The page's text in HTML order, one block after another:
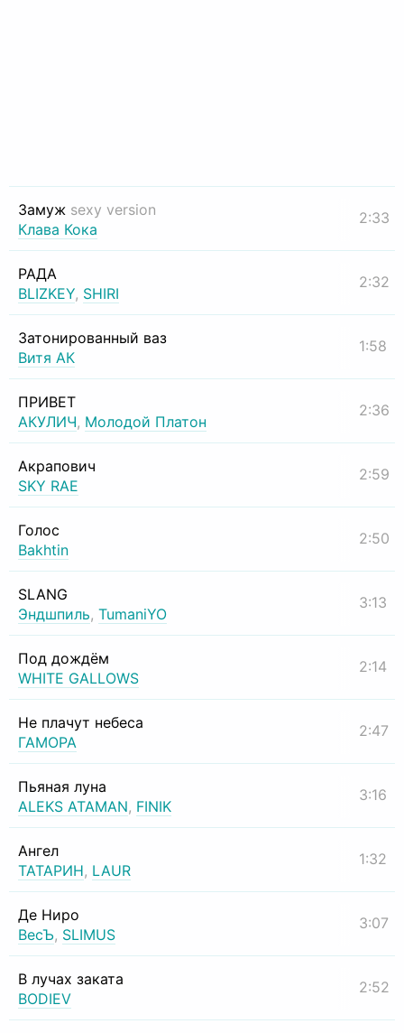
Замуж sexy version
Клава Кока
2:33
РАДА
BLIZKEY, SHIRI
2:32
Затонированный ваз
Витя АК
1:58
ПРИВЕТ
АКУЛИЧ, Молодой Платон
2:36
Акрапович
SKY RAE
2:59
Голос
Bakhtin
2:50
SLANG
Эндшпиль, TumaniYO
3:13
Под дождём
WHITE GALLOWS
2:14
Не плачут небеса
ГАМОРА
2:47
Пьяная луна
ALEKS ATAMAN, FINIK
3:16
Ангел
ТАТАРИН, LAUR
1:32
Де Ниро
ВесЪ, SLIMUS
3:07
В лучах заката
BODIEV
2:52